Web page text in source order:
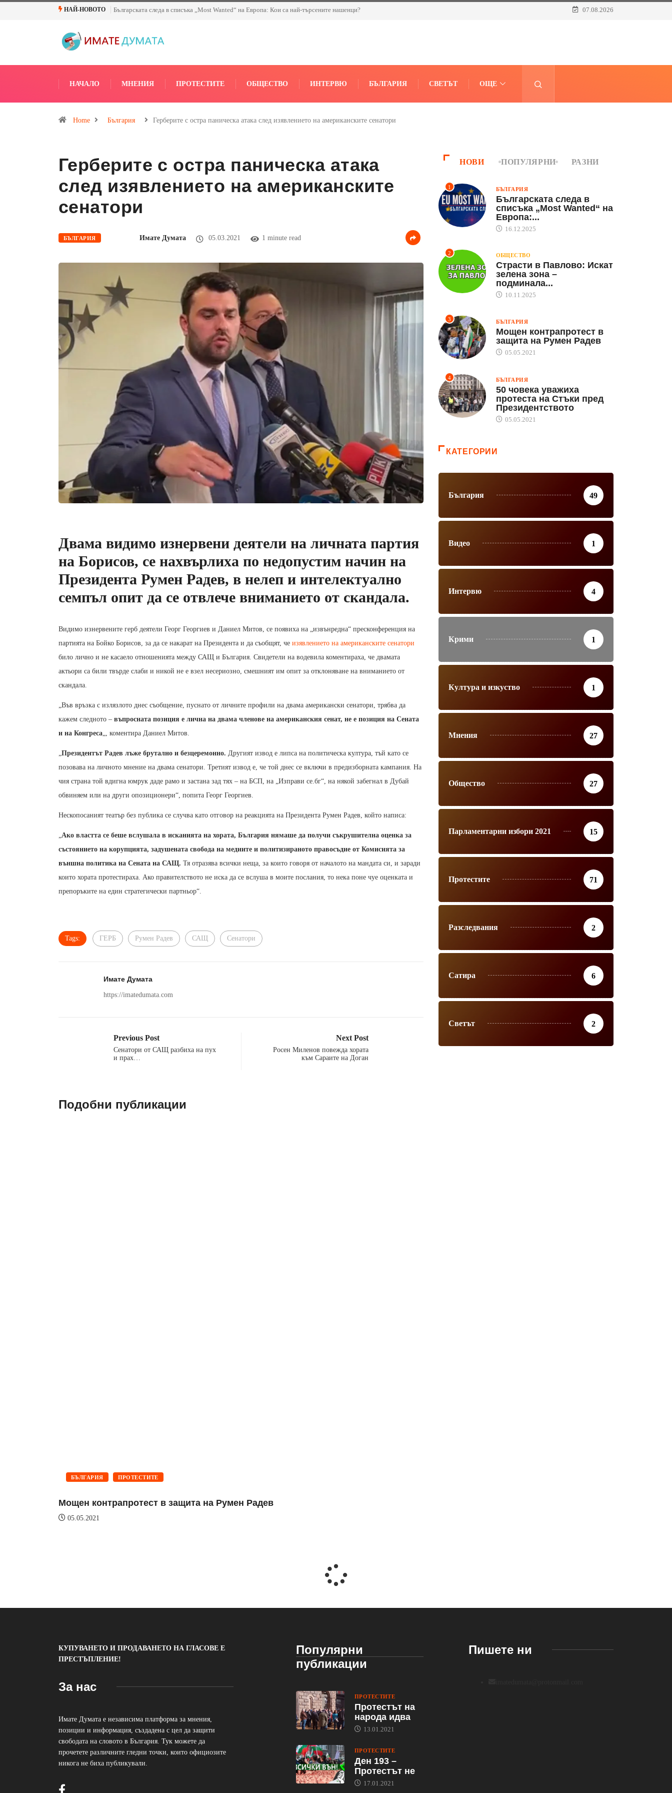
НАЙ-НОВОТО Българската следа в списъка „Most Wanted“ на Европа: Кои са най-търсените нашенци? 07.08.2026
НАЧАЛО МНЕНИЯ ПРОТЕСТИТЕ ОБЩЕСТВО ИНТЕРВЮ БЪЛГАРИЯ СВЕТЪТ ОЩЕ
Home България Герберите с остра паническа атака след изявлението на американските сенатори
Герберите с остра паническа атака
след изявлението на американските
сенатори
БЪЛГАРИЯ Имате Думата 05.03.2021 1 minute read
Двама видимо изнервени деятели на личната партия
на Борисов, се нахвърлиха по недопустим начин на
Президента Румен Радев, в нелеп и интелектуално
семпъл опит да се отвлече вниманието от скандала.
Видимо изнервените герб деятели Георг Георгиев и Даниел Митов, се появиха на „извънредна“ пресконференция на
партията на Бойко Борисов, за да се накарат на Президента и да съобщят, че изявлението на американските сенатори
било лично и не касаело отношенията между САЩ и България. Свидетели на водевила коментираха, че двамата
актьори са били твърде слаби и никой не е взел несериозно, смешният им опит за отклоняване на вниманието от
скандала.
„Във връзка с излязлото днес съобщение, пуснато от личните профили на двама американски сенатори, трябва да
кажем следното – въпросната позиция е лична на двама членове на американския сенат, не е позиция на Сената
и на Конгреса „, коментира Даниел Митов.
Президентът Радев лъже брутално и безцеремонно. Другият извод е липса на политическа култура, тъй като се
позовава на личното мнение на двама сенатори. Третият извод е, че той днес се включи в предизборната кампания. На
чия страна той вдигна юмрук даде рамо и застана зад тях – на БСП, на „Изправи се.бг“, на някой забегнал в Дубай
обвиняем или на други опозиционери“, попита Георг Георгиев.
Нескопосаният театър без публика се случва като отговор на реакцията на Президента Румен Радев, който написа:
Ако властта се беше вслушала в исканията на хората, България нямаше да получи съкрушителна оценка за
състоянието на корупцията, задушената свобода на медиите и политизираното правосъдие от Комисията за
външна политика на Сената на САЩ. Тя отразява всички неща, за които говоря от началото на мандата си, и заради
които хората протестираха. Ако правителството не иска да се вслуша в моите послания, то нека поне чуе оценката и
препоръките на един стратегически партньор“.
Tags: ГЕРБ Румен Радев САЩ Сенатори
Имате Думата
https://imatedumata.com
Previous Post
Сенатори от САЩ разбиха на пух
и прах…
Next Post
Росен Миленов повежда хората
към Сараите на Доган
Подобни публикации
БЪЛГАРИЯ ПРОТЕСТИТЕ
Мощен контрапротест в защита на Румен Радев
05.05.2021
НОВИ ПОПУЛЯРНИ РАЗНИ
1 БЪЛГАРИЯ
Българската следа в
списъка „Most Wanted“ на
Европа:...
16.12.2025
2 ОБЩЕСТВО
Страсти в Павлово: Искат
зелена зона –
подминала...
10.11.2025
3 БЪЛГАРИЯ
Мощен контрапротест в
защита на Румен Радев
05.05.2021
4 БЪЛГАРИЯ
50 човека уважиха
протеста на Стъки пред
Президентството
05.05.2021
КАТЕГОРИИ
България 49
Видео 1
Интервю 4
Крими 1
Култура и изкуство 1
Мнения 27
Общество 27
Парламентарни избори 2021 15
Протестите 71
Разследвания 2
Сатира 6
Светът 2
КУПУВАНЕТО И ПРОДАВАНЕТО НА ГЛАСОВЕ Е
ПРЕСТЪПЛЕНИЕ!
За нас
Имате Думата е независима платформа за мнения,
позиции и информация, създадена с цел да защити
свободата на словото в България. Тук можете да
прочетете различните гледни точки, които официозите
никога не биха публикували.
Популярни
публикации
ПРОТЕСТИТЕ
Протестът на
народа идва
13.01.2021
ПРОТЕСТИТЕ
Ден 193 –
Протестът не
17.01.2021
Пишете ни